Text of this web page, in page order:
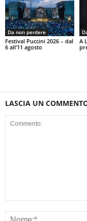
Da non perdere
Festival Puccini 2026 – dal
6 all’11 agosto
A
LASCIA UN